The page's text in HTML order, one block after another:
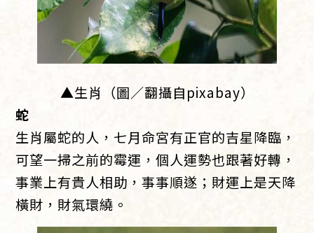
▲生肖（圖／翻攝自pixabay）
蛇
生肖屬蛇的人，七月命宮有正官的吉星降臨，
可望一掃之前的霉運，個人運勢也跟著好轉，
事業上有貴人相助，事事順遂；財運上是天降
橫財，財氣環繞。